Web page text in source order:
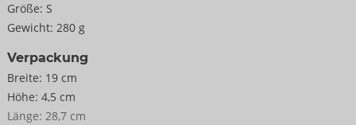
Größe: S
Gewicht: 280 g
Verpackung
Breite: 19 cm
Höhe: 4,5 cm
Länge: 28,7 cm